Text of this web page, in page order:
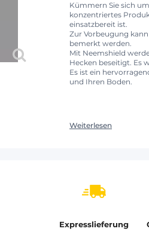
Kümmern Sie sich
konzentriertes
einsatzbereit ist.
Zur Vorbeugung
bemerkt werden.
Mit Neemshield
Hecken beseitigt. Es
Es ist ein
und Ihren Boden.
Weiterlesen
Expresslieferung